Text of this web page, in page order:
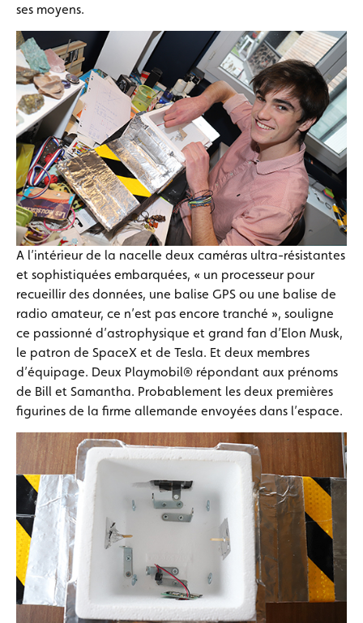
ses moyens.
A l’intérieur de la nacelle deux caméras ultra-résistantes
et sophistiquées embarquées, « un processeur pour
recueillir des données, une balise GPS ou une balise de
radio amateur, ce n’est pas encore tranché », souligne
ce passionné d’astrophysique et grand fan d’Elon Musk,
le patron de SpaceX et de Tesla. Et deux membres
d’équipage. Deux Playmobil® répondant aux prénoms
de Bill et Samantha. Probablement les deux premières
figurines de la firme allemande envoyées dans l’espace.